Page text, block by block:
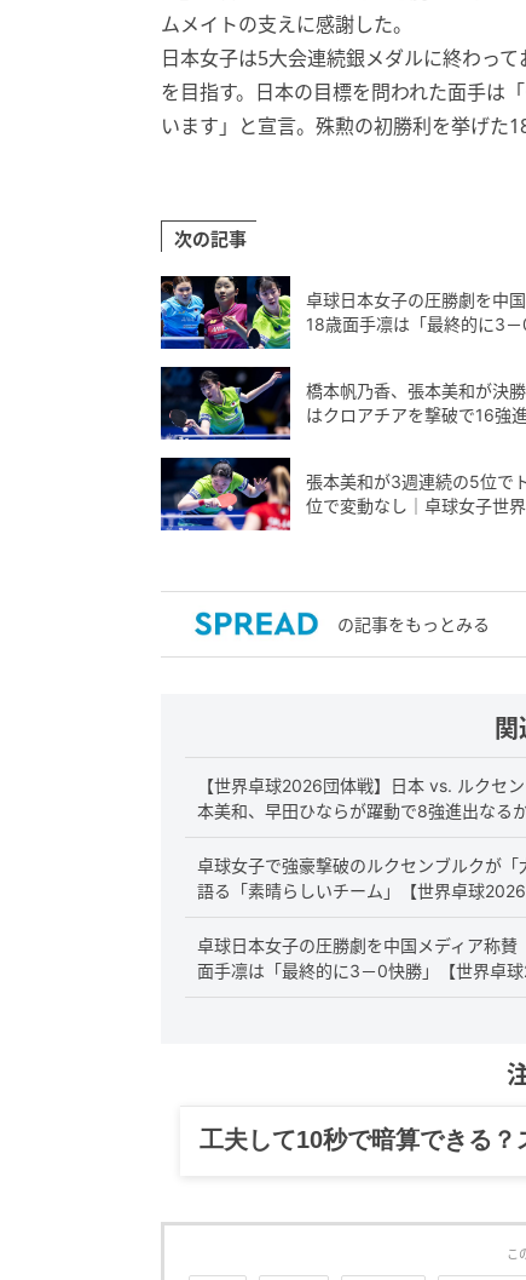
ムメイトの支えに感謝した。
日本女子は5大会連続銀メダルに終わっ
を目指す。日本の目標を問われた面手は
います」と宣言。殊勲の初勝利を挙げた
次の記事
卓球日本女子の圧勝劇を中
18歳面手凛は「最終的に3
橋本帆乃香、張本美和が決
はクロアチアを撃破で16強
張本美和が3週連続の5位で
位で変動なし｜卓球女子世
の記事をもっとみる
【世界卓球2026団体戦】日本 vs. ルク
本美和、早田ひならが躍動で8強進出なる
卓球女子で強豪撃破のルクセンブルクが
語る「素晴らしいチーム」【世界卓球2026
卓球日本女子の圧勝劇を中国メディア称
面手凛は「最終的に3－0快勝」【世界卓球
グルメ、ギャグ、子育て、
こ